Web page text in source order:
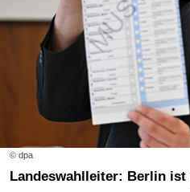
© dpa
Landeswahlleiter: Berlin